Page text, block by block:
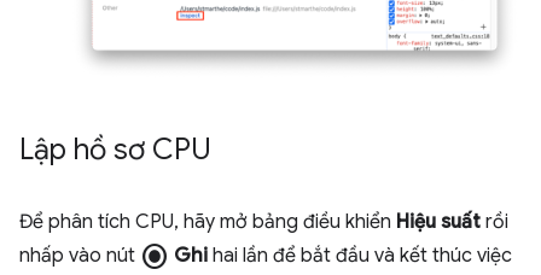
Lập hồ sơ CPU
Để phân tích CPU, hãy mở bảng điều khiển Hiệu suất rồi
nhấp vào nút radio_button_checked Ghi hai lần để bắt đầu và kết thúc việc